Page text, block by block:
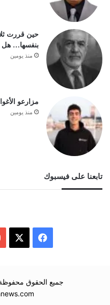
حين قررت
بنفسها…
منذ يومين
مزارعو
منذ يومين
تابعنا على فيسبوك
فيسبوك
جميع الحقوق محفوظة